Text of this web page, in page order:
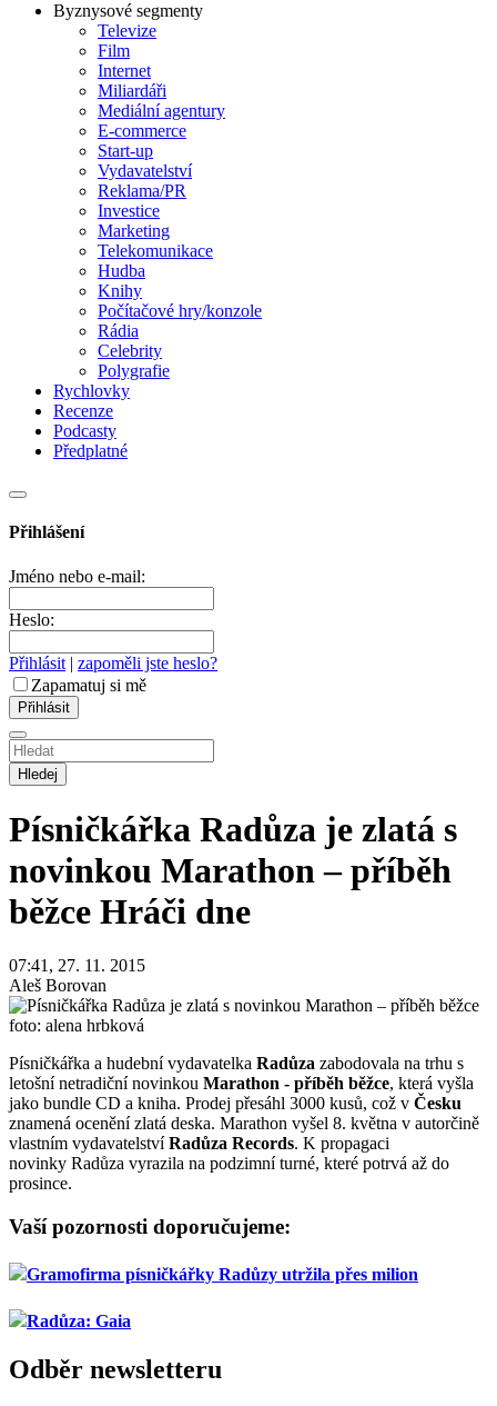
Byznysové segmenty
Televize
Film
Internet
Miliardáři
Mediální agentury
E-commerce
Start-up
Vydavatelství
Reklama/PR
Investice
Marketing
Telekomunikace
Hudba
Knihy
Počítačové hry/konzole
Rádia
Celebrity
Polygrafie
Rychlovky
Recenze
Podcasty
Předplatné
Přihlášení
Jméno nebo e-mail:
Heslo:
Přihlásit | zapoměli jste heslo?
Zapamatuj si mě
Hledej
Písničkářka Radůza je zlatá s
novinkou Marathon – příběh
běžce Hráči dne
07:41, 27. 11. 2015
Aleš Borovan
foto: alena hrbková
Písničkářka a hudební vydavatelka Radůza zabodovala na trhu s
letošní netradiční novinkou Marathon - příběh běžce, která vyšla
jako bundle CD a kniha. Prodej přesáhl 3000 kusů, což v Česku
znamená ocenění zlatá deska. Marathon vyšel 8. května v autorčině
vlastním vydavatelstvíRadůza Records. K propagaci
novinky Radůza vyrazila na podzimní turné, které potrvá až do
prosince.
Vaší pozornosti doporučujeme:
Gramofirma písničkářky Radůzy utržila přes milion
Radůza: Gaia
Odběr newsletteru